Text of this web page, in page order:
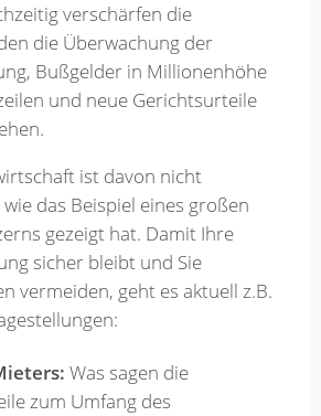
verschärfen die
die Überwachung der
Bußgelder in Millionenhöhe
und neue Gerichtsurteile
ist davon nicht
das Beispiel eines großen
gezeigt hat. Damit Ihre
sicher bleibt und Sie
vermeiden, geht es aktuell z.B.
Was sagen die
zum Umfang des